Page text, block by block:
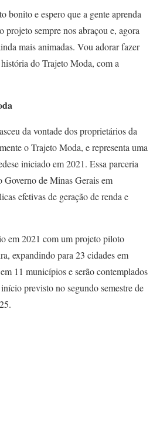
bonito e espero que a gente aprenda
projeto sempre nos abraçou e, agora
mais animadas. Vou adorar fazer
do Trajeto Moda, com a
da vontade dos proprietários da
o Trajeto Moda, e representa uma
iniciado em 2021. Essa parceria
Governo de Minas Gerais em
efetivas de geração de renda e
em 2021 com um projeto piloto
expandindo para 23 cidades em
11 municípios e serão contemplados
previsto no segundo semestre de